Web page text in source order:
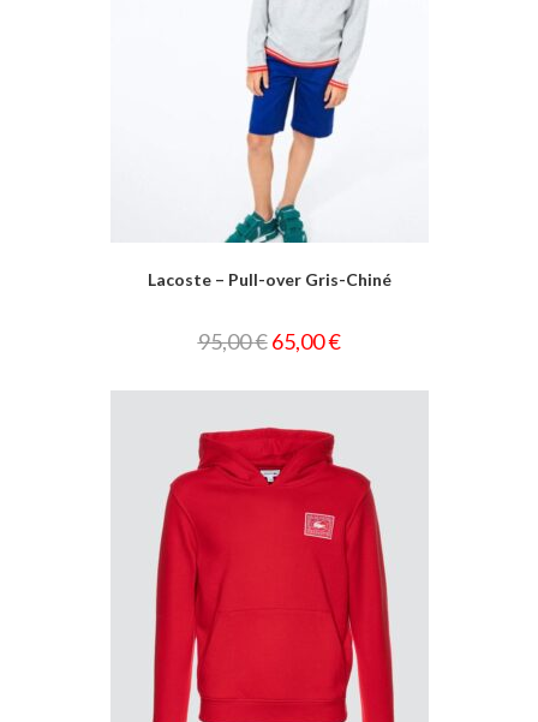
Lacoste – Pull-over Gris-Chiné
95,00€ 65,00€